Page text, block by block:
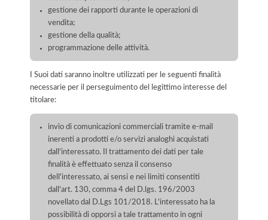
gestione dei rapporti durante le operazioni di
vendita;
gestione della qualità;
programmazione delle attività.
I Suoi dati saranno inoltre utilizzati per le seguenti finalità
necessarie per il perseguimento del legittimo interesse del
titolare:
invio di comunicazioni commerciali tramite e-mail
inerenti a prodotti e/o servizi analoghi acquistati
dall'interessato. Il trattamento dei dati per tale
finalità è effettuato senza il consenso
dell'interessato, ai sensi e nei limiti consentiti
dall'art. 130, comma 4 del D.lgs. 196/2003
novellato dal D.Lgs 101/2018. L'interessato ha la
possibilità di opporsi a tale trattamento in ogni